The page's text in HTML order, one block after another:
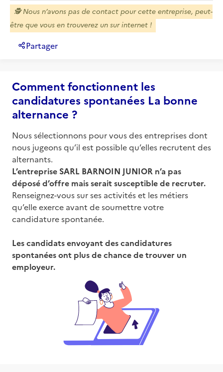
🕵️ Nous n’avons pas de contact pour cette entreprise, peut-
être que vous en trouverez un sur internet !
Partager
Comment fonctionnent les
candidatures spontanées La bonne
alternance ?
Nous sélectionnons pour vous des entreprises dont
nous jugeons qu’il est possible qu’elles recrutent des
alternants.
L’entreprise SARL BARNOIN JUNIOR n’a pas
déposé d’offre mais serait susceptible de recruter.
Renseignez-vous sur ses activités et les métiers
qu’elle exerce avant de soumettre votre
candidature spontanée.
Les candidats envoyant des candidatures
spontanées ont plus de chance de trouver un
employeur.